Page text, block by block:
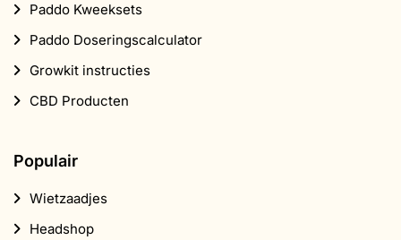
Paddo Kweeksets
Paddo Doseringscalculator
Growkit instructies
CBD Producten
Populair
Wietzaadjes
Headshop